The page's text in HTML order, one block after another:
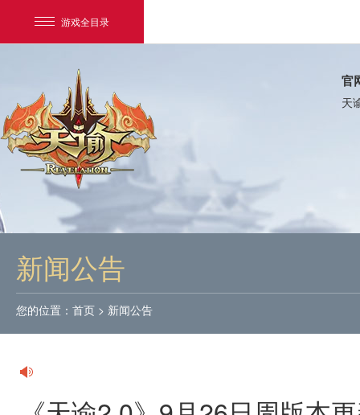
游戏全目录
网易游戏
我的足迹：
官
天
新闻公告
您的位置： 首页 > 新闻公告